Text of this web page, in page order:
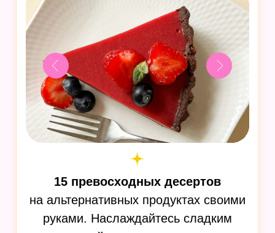
Узнать больше
20 летних десертов